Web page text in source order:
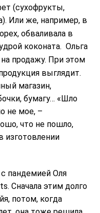
(сухофрукты,
Или же, например, в
обваливала в
коконата. Ольга
продажу. При этом
выглядит.
магазин,
бумагу… «Шло
не мое, –
что не пошло,
изготовлении
с пандемией Оля
Сначала этим долго
потом, когда